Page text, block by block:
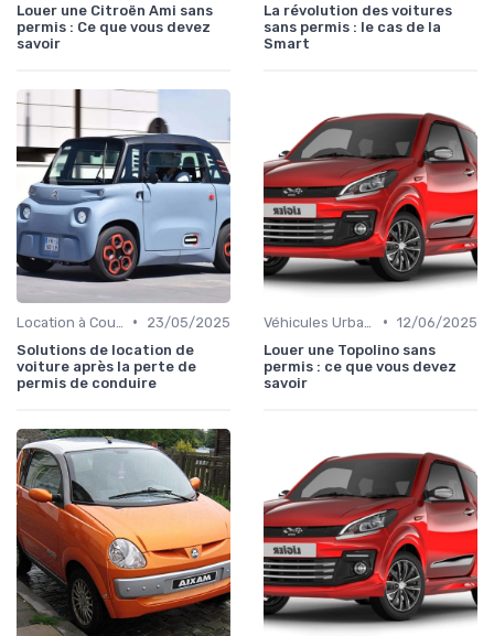
Louer une Citroën Ami sans
permis : Ce que vous devez
savoir
La révolution des voitures
sans permis : le cas de la
Smart
•
23/05/2025
Solutions de location de
voiture après la perte de
permis de conduire
• 12/06/2025
Louer une Topolino sans
permis : ce que vous devez
savoir